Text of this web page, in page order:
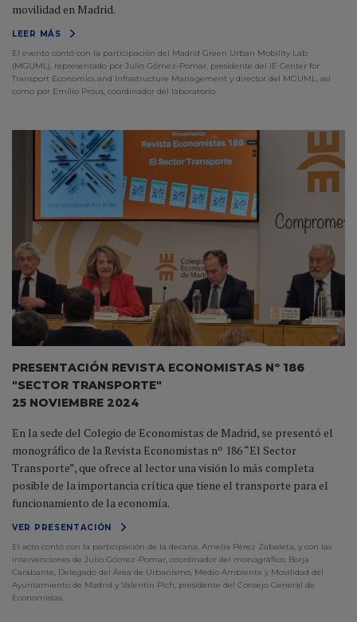
movilidad en Madrid.
LEER MÁS
El evento contó con la participación del Madrid Green Urban Mobility Lab
(MGUML), representado por Julio Gómez-Pomar, presidente del IE Center for
Transport Economics and Infrastructure Management y director del MGUML, así
como por Emilio Prous, coordinador del laboratorio.
PRESENTACIÓN REVISTA ECONOMISTAS Nº 186
"SECTOR TRANSPORTE"
25 NOVIEMBRE 2024
En la sede del Colegio de Economistas de Madrid, se presentó el
monográfico de la Revista Economistas nº 186 “El Sector
Transporte”, que ofrece al lector una visión lo más completa
posible de la importancia crítica que tiene el transporte para el
funcionamiento de la economía.
VER PRESENTACIÓN
El acto contó con la participación de la decana, Amelia Pérez Zabaleta, y con las
intervenciones de Julio Gómez-Pomar, coordinador del monográfico; Borja
Carabante, Delegado del Área de Urbanismo, Medio Ambiente y Movilidad del
Ayuntamiento de Madrid y Valentín Pich, presidente del Consejo General de
Economistas.